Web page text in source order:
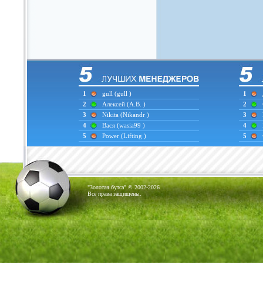
1 gull (gull )
2
Алексей (А.В. )
3
Nikita (Nikandr )
4
Вася (wasia99 )
5
Power (Lifting )
1
2
3
4
5
"Золотая бутса" © 2002-2026
Все права защищены.